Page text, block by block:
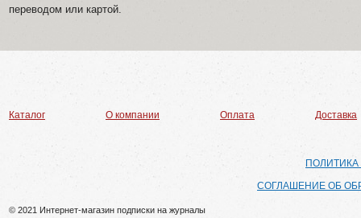
переводом или картой.
Каталог О компании Оплата Доставка
СОГЛАШЕНИЕ ОБ
© 2021 Интернет-магазин подписки на журналы